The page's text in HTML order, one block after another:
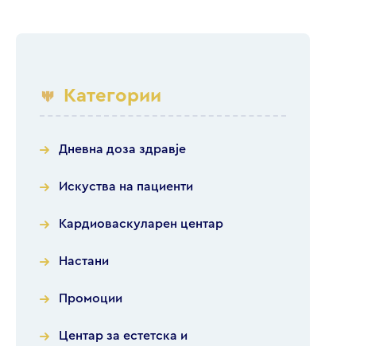
Категории
Дневна доза здравје
Искуства на пациенти
Кардиоваскуларен центар
Настани
Промоции
Центар за естетска и